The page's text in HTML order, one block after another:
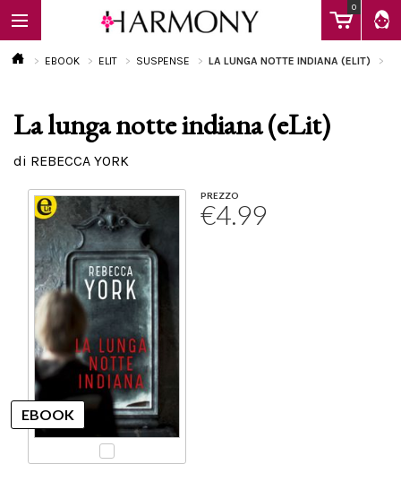
0
EBOOK
Calendario
EBOOK ELIT SUSPENSE LA LUNGA NOTTE INDIANA (ELIT)
La lunga notte indiana (eLit)
di REBECCA YORK
PREZZO
€4.99